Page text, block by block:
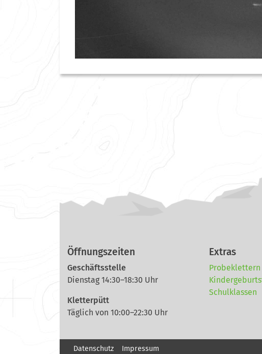
Öffnungszeiten
Geschäftsstelle
Dienstag 14:30–18:30 Uhr
Kletterpütt
Täglich von 10:00–22:30 Uhr
Extras
Probeklettern
Schulklassen
Datenschutz Impressum